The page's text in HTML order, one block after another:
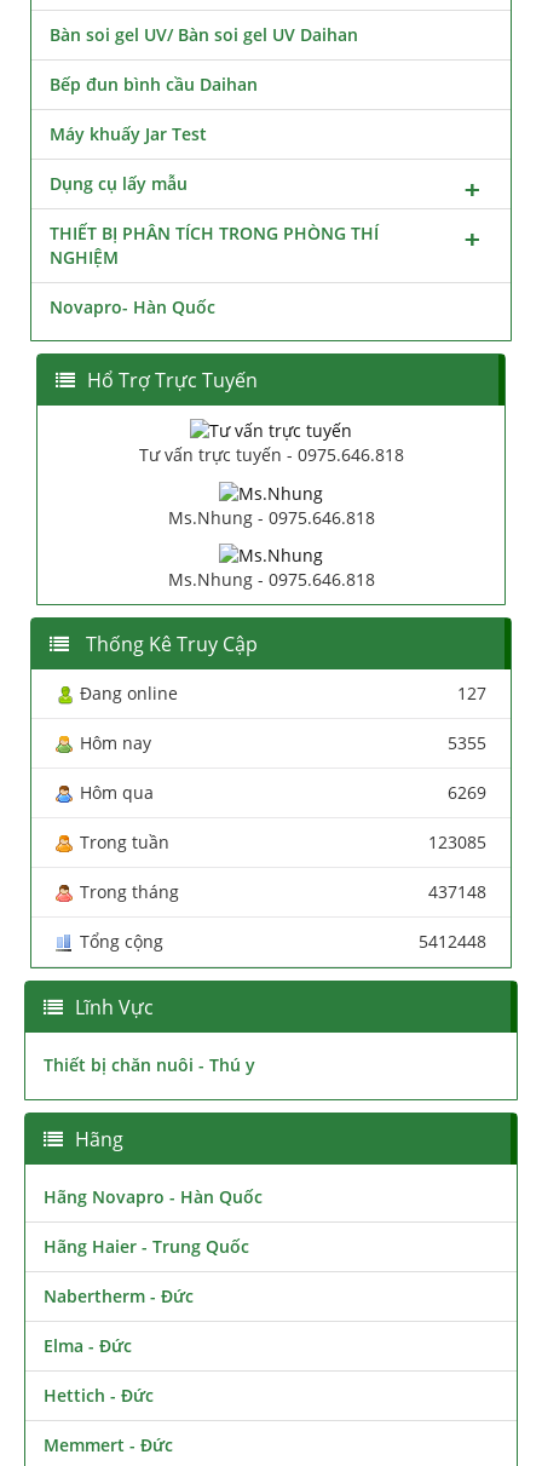
Bàn soi gel UV/ Bàn soi gel UV Daihan
Bếp đun bình cầu Daihan
Máy khuấy Jar Test
Dụng cụ lấy mẫu
THIẾT BỊ PHÂN TÍCH TRONG PHÒNG THÍ
NGHIỆM
Novapro- Hàn Quốc
Hổ Trợ Trực Tuyến
Tư vấn trực tuyến - 0975.646.818
Ms.Nhung - 0975.646.818
Ms.Nhung - 0975.646.818
Thống Kê Truy Cập
Đang online 127
Hôm nay 5355
Hôm qua 6269
Trong tuần 123085
Trong tháng 437148
Tổng cộng 5412448
Lĩnh Vực
Thiết bị chăn nuôi - Thú y
Hãng
Hãng Novapro - Hàn Quốc
Hãng Haier - Trung Quốc
Nabertherm - Đức
Elma - Đức
Hettich - Đức
Memmert - Đức